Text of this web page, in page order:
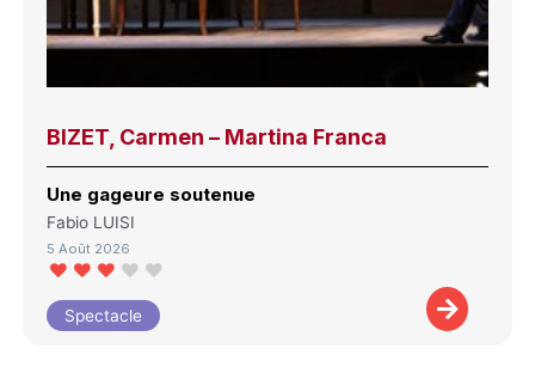
BIZET, Carmen – Martina Franca
Une gageure soutenue
Fabio LUISI
5 Août 2026
Spectacle